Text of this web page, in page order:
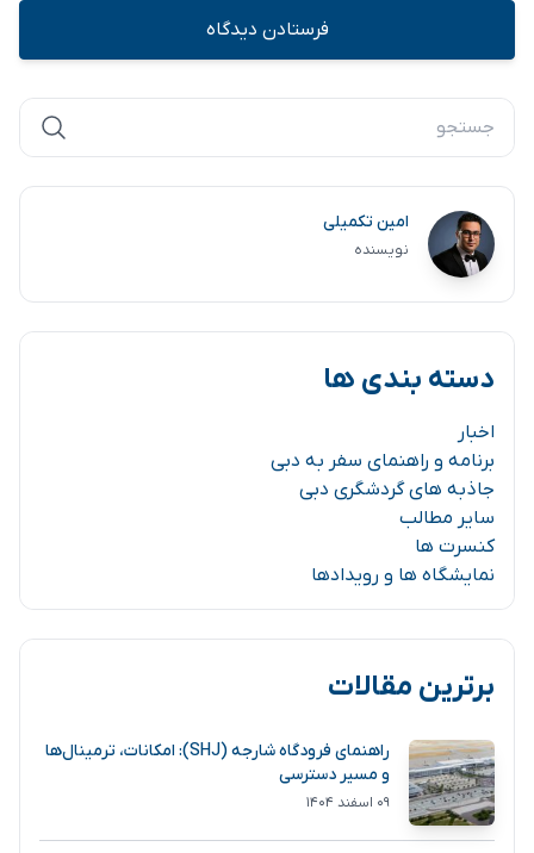
امین تکمیلی
نویسنده
دسته بندی ها
اخبار
برنامه و راهنمای سفر به دبی
جاذبه های گردشگری دبی
سایر مطالب
کنسرت ها
نمایشگاه ها و رویدادها
برترین مقالات
راهنمای فرودگاه شارجه (SHJ): امکانات، ترمینال‌ها
و مسیر دسترسی
۰۹ اسفند ۱۴۰۴